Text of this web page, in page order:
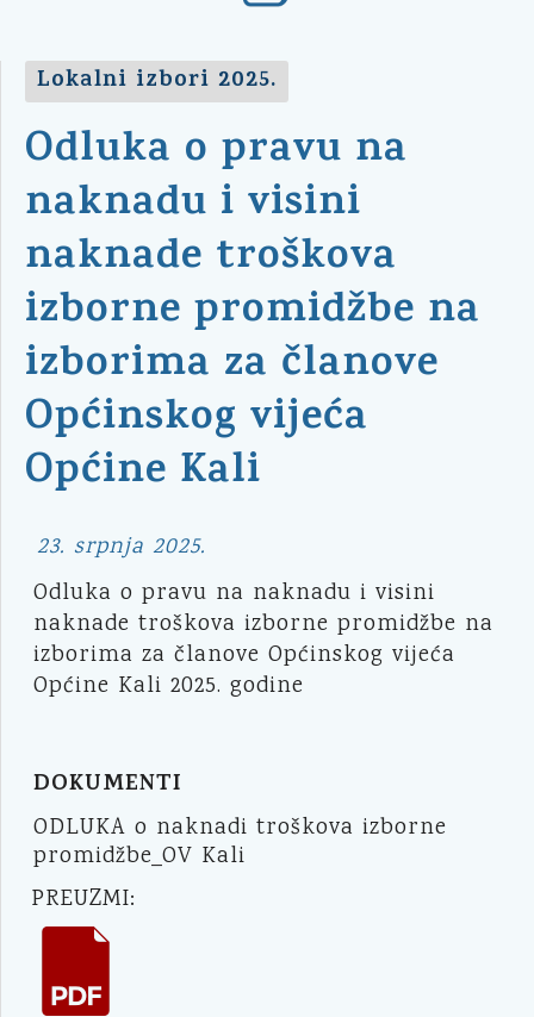
Lokalni izbori 2025.
Odluka o pravu na
naknadu i visini
naknade troškova
izborne promidžbe na
izborima za članove
Općinskog vijeća
Općine Kali
23. srpnja 2025.
Odluka o pravu na naknadu i visini
naknade troškova izborne promidžbe na
izborima za članove Općinskog vijeća
Općine Kali 2025. godine
DOKUMENTI
ODLUKA o naknadi troškova izborne
promidžbe_OV Kali
PREUZMI: